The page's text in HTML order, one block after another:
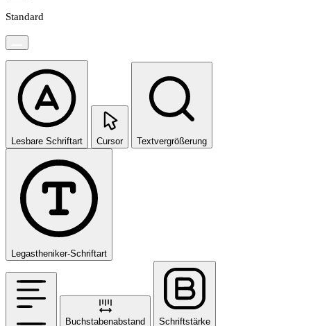
Standard
Lesbare Schriftart Cursor Textvergrößerung
Legastheniker-Schriftart
Buchstabenabstand Schriftstärke